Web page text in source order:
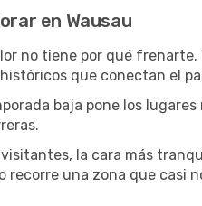
en Wausau
no tiene por qué
que conectan el
baja pone los
visitantes, la cara más
una zona que casi